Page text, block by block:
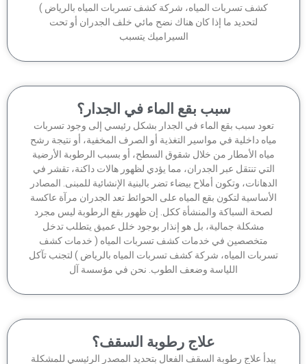
كشف تسربات المياه، شركة كشف تسربات المياه بالرياض )
لتحديد ما إذا كان هناك نضح مائي خلف الجدران أو تحت
السيراميك يتسبب
سبب بقع الماء في الجدار؟
سبب بقع الماء في الجدار بشكل رئيسي إلى وجود تسربات
داخلية في مواسير التغذية أو الصرف المخفية، أو نتيجة رشح
الأمطار من خلال شقوق السطح، أو بسبب الرطوبة الأرضية
تنتقل عبر الجدران، مما يؤدي لظهور هالات داكنة، تقشر في
وتكون أملاح بيضاء تضر بالبنية الإنشائية للمبنى. المصادر
لتكون بقع المياه على الحوائط تعد الجدران مرآة عاكسة
لصحة السباكة والمنشأة ككل. إن ظهور بقع الرطوبة ليس مجرد
مشكلة جمالية، بل هو إنذار بوجود خلل عميق يتطلب تدخل
متخصصين في خدمات كشف تسربات المياه ( خدمات كشف
المياه، شركة كشف تسربات المياه بالرياض ) لتجنب تآكل
اللياسة وضعف الطوب. نحن في مؤسسة آل
علاج رطوبة السقف؟
علاج رطوبة السقف الفعال بتحديد المصدر الرئيسي للمشكلة